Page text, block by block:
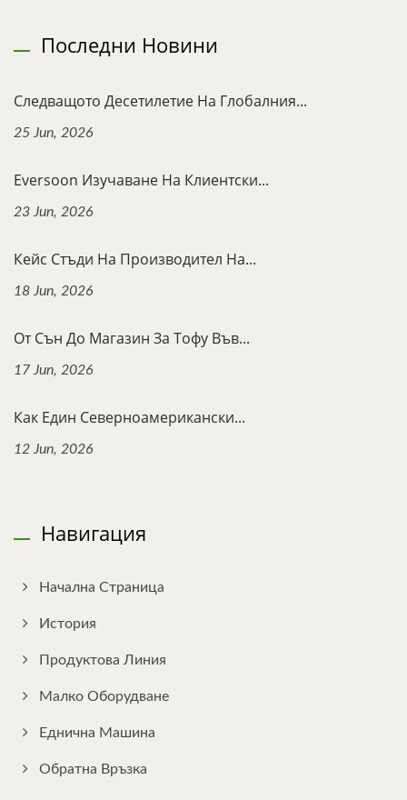
Последни Новини
Следващото Десетилетие На Глобалния...
25 Jun, 2026
Eversoon Изучаване На Клиентски...
23 Jun, 2026
Кейс Стъди На Производител На...
18 Jun, 2026
От Сън До Магазин За Тофу Във...
17 Jun, 2026
Как Един Северноамерикански...
12 Jun, 2026
Навигация
Начална Страница
История
Продуктова Линия
Малко Оборудване
Еднична Машина
Обратна Връзка